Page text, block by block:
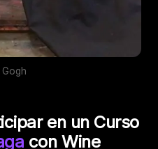
en un Curso
con Wine